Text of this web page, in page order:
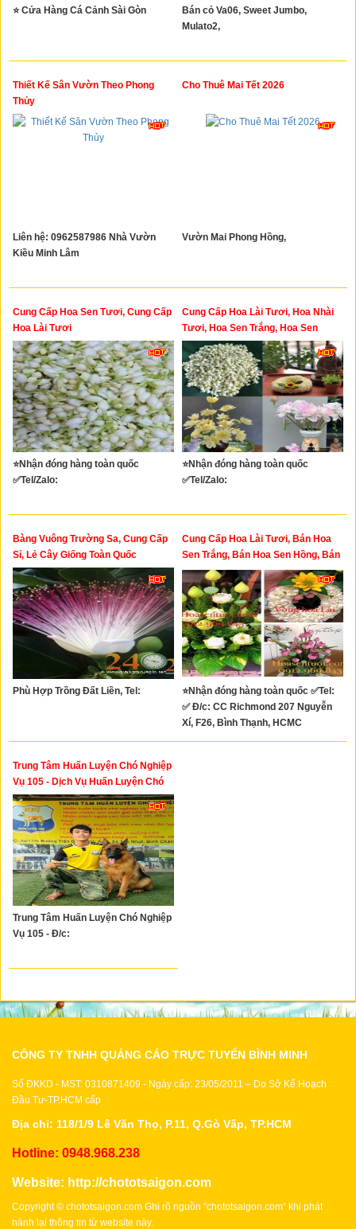
⭐ Cửa Hàng Cá Cảnh Sài Gòn
Bán cỏ Va06, Sweet Jumbo,
Mulato2,
Thiết Kế Sân Vườn Theo Phong
Thủy
Liên hệ: 0962587986 Nhà Vườn
Kiều Minh Lâm
Cho Thuê Mai Tết 2026
Vườn Mai Phong Hồng,
Cung Cấp Hoa Sen Tươi, Cung Cấp
Hoa Lài Tươi
⭐Nhận đóng hàng toàn quốc
✅Tel/Zalo:
Cung Cấp Hoa Lài Tươi, Hoa Nhài
Tươi, Hoa Sen Trắng, Hoa Sen
Hồng, Sen Hà Nội
⭐Nhận đóng hàng toàn quốc
✅Tel/Zalo:
Bàng Vuông Trường Sa, Cung Cấp
Sỉ, Lẻ Cây Giống Toàn Quốc
Phù Hợp Trồng Đất Liền, Tel:
Cung Cấp Hoa Lài Tươi, Bán Hoa
Sen Trắng, Bán Hoa Sen Hồng, Bán
Hoa Sen Tươi
⭐Nhận đóng hàng toàn quốc ✅Tel:
✅ Đ/c: CC Richmond 207 Nguyễn
Xí, F26, Bình Thạnh, HCMC
Trung Tâm Huấn Luyện Chó Nghiệp
Vụ 105 - Dịch Vụ Huấn Luyện Chó
Và Chăm Sóc Nuôi Dưỡng Chó
Ngày Lễ Tết
Trung Tâm Huấn Luyện Chó Nghiệp
Vụ 105 - Đ/c:
CÔNG TY TNHH QUẢNG CÁO TRỰC TUYẾN BÌNH MINH
Số ĐKKD - MST: 0310871409 - Ngày cấp: 23/05/2011 – Do Sở Kế Hoạch
Đầu Tư-TP.HCM cấp
Địa chỉ: 118/1/9 Lê Văn Thọ, P.11, Q.Gò Vấp, TP.HCM
Hotline: 0948.968.238
Website: http://chototsaigon.com
Copyright © chototsaigon.com Ghi rõ nguồn “chototsaigon.com” khi phát
hành lại thông tin từ website này.